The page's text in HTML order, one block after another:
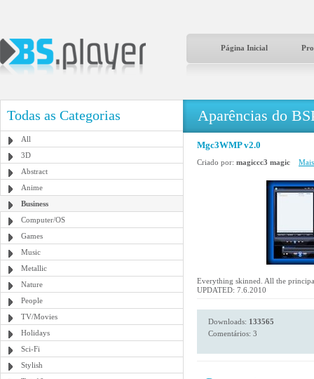
Página Inicial
Todas as Categorias
All
3D
Abstract
Anime
Business
Computer/OS
Games
Music
Metallic
Nature
People
TV/Movies
Holidays
Sci-Fi
Stylish
Aparências do
Mgc3WMP v2.0
Criado por: magiccc3 magic
Everything skinned. All the
UPDATED: 7.6.2010
Downloads: 133565
Comentários: 3